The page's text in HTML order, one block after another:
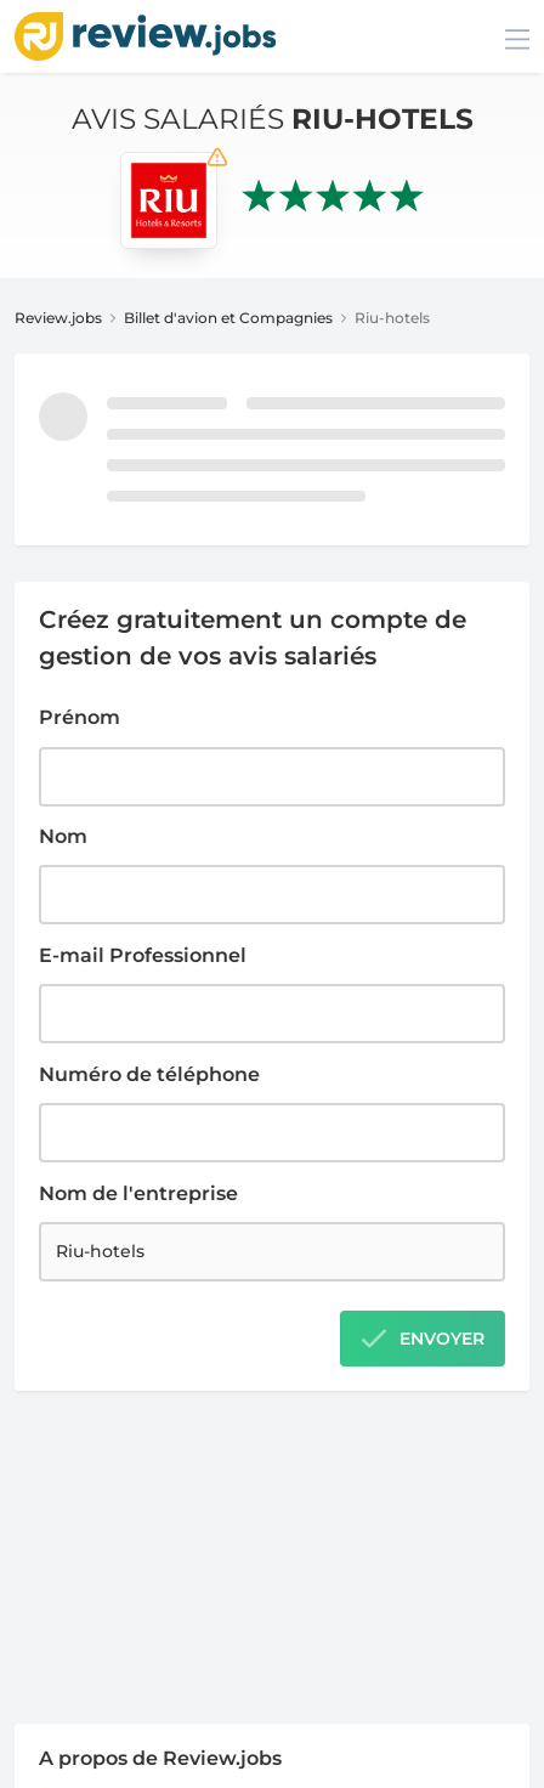
AVIS SALARIÉS RIU-HOTELS
Review.jobs Billet d'avion et Compagnies Riu-hotels
Créez gratuitement un compte de
gestion de vos avis salariés
Prénom
Nom
E-mail Professionnel
Numéro de téléphone
Nom de l'entreprise
ENVOYER
A propos de Review.jobs